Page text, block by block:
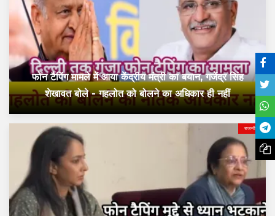
फोन टैपिंग मामले में आया केंद्रीय मंत्री का बयान, गजेंद्र सिंह
शेखावत बोले - गहलोत को बोलने का अधिकार ही नहीं
राजनीति